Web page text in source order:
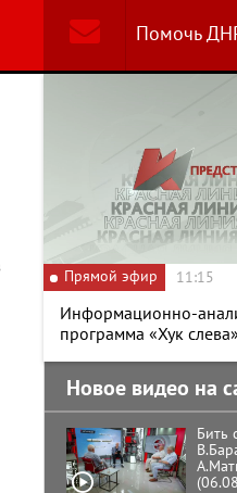
Помочь
Прямой эфир 11:15
Информационно-
программа «Хук
Новое видео на
К
Г.А.
РФ
Бить